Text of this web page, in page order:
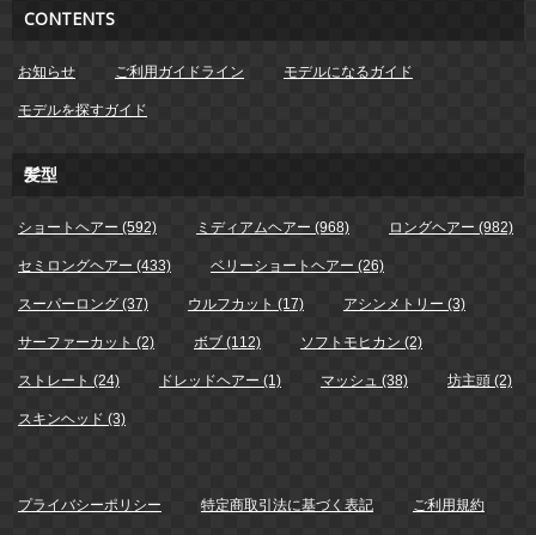
CONTENTS
お知らせ ご利用ガイドライン モデルになるガイド
モデルを探すガイド
髪型
ショートヘアー (592) ミディアムヘアー (968) ロングヘアー (982)
セミロングヘアー (433) ベリーショートヘアー (26)
スーパーロング (37) ウルフカット (17) アシンメトリー (3)
サーファーカット (2) ボブ (112) ソフトモヒカン (2)
ストレート (24) ドレッドヘアー (1) マッシュ (38) 坊主頭 (2)
スキンヘッド (3)
プライバシーポリシー 特定商取引法に基づく表記 ご利用規約